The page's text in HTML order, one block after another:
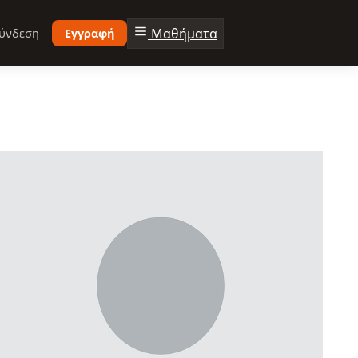
Εγγραφή Μαθήματα